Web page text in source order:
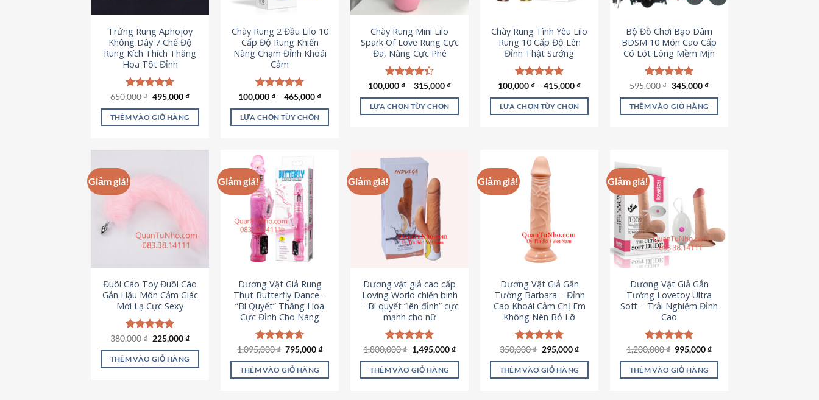
Trứng Rung Aphojoy
Không Dây 7 Chế Độ
Rung Kích Thích Thăng
Hoa Tột Đỉnh
Được xếp
5 sao
650,000₫ Giá
là:
650,000 ₫.
495,000₫Giá
tại
là:
THÊM VÀO GIỎ HÀNG
Chày Rung 2 Đầu Lilo 10
Cấp Độ Rung Khiến
Nàng Chạm Đỉnh Khoái
Cảm
Được xếp
5 sao
100,000₫ – 465,000₫
LỰA CHỌN TÙY CHỌN
có
nhiều
biến
thể.
Các
tùy
chọn
thể
được
chọn
trên
trang
phẩm
Chày Rung Mini Lilo
Spark Of Love Rung Cực
Đã, Nàng Cực Phê
Được xếp
5 sao
100,000₫ – 315,000₫
LỰA CHỌN TÙY CHỌN
nhiều
thể.
Các
tùy
chọn
được
chọn
trên
trang
sản
phẩm
Chày Rung Tình Yêu Lilo
Rung 10 Cấp Độ Lên
Đỉnh Thật Sướng
Được xếp
5 sao
100,000₫ – 415,000₫
LỰA CHỌN TÙY CHỌN
có
nhiều
biến
thể.
Các
tùy
chọn
có
được
chọn
trên
trang
sản
phẩm
Bộ Đồ Chơi Bạo Dâm
BDSM 10 Món Cao Cấp
Có Lót Lông Mềm Mịn
Được xếp
5 sao
595,000₫ Giá
là:
595,000 ₫.
345,000₫Giá
tại
là:
THÊM VÀO GIỎ HÀNG
Giảm giá!
Đuôi Cáo Toy Đuôi Cáo
Gắn Hậu Môn Cảm Giác
Mới Lạ Cực Sexy
Được xếp
5 sao
380,000₫ Giá
là:
380,000 ₫.
225,000₫Giá
tại
là:
THÊM VÀO GIỎ HÀNG
Giảm giá!
Dương Vật Giả Rung
Thụt Butterfly Dance –
“Bí Quyết” Thăng Hoa
Cực Đỉnh Cho Nàng
Được xếp
5 sao
1,095,000₫ Giá
là:
1,095,000 ₫.
795,000₫Giá
tại
THÊM VÀO GIỎ HÀNG
Giảm giá!
Dương vật giả cao cấp
Loving World chiến binh
– Bí quyết “lên đỉnh” cực
mạnh cho nữ
Được xếp
5 sao
1,800,000₫ Giá
gốc
là:
1,800,000 ₫.
1,495,000₫Giá
tại
THÊM VÀO GIỎ HÀNG
Giảm giá!
Dương Vật Giả Gắn
Tường Barbara – Đỉnh
Cao Khoái Cảm Chị Em
Không Nên Bỏ Lỡ
Được xếp
5 sao
350,000₫ Giá
là:
350,000 ₫.
295,000₫Giá
tại
là:
THÊM VÀO GIỎ HÀNG
Giảm giá!
Dương Vật Giả Gắn
Tường Lovetoy Ultra
Soft – Trải Nghiệm Đỉnh
Cao
Được xếp
5 sao
1,200,000₫ Giá
là:
1,200,000 ₫.
995,000₫Giá
tại
THÊM VÀO GIỎ HÀNG